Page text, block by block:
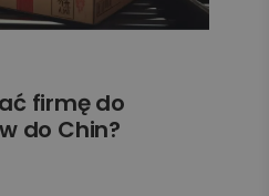
firmę do
do Chin?